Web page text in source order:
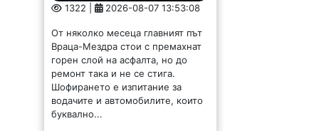
1322 | 2026-08-07 13:53:08
От няколко месеца главният път
Враца-Мездра стои с премахнат
горен слой на асфалта, но до
ремонт така и не се стига.
Шофирането е изпитание за
водачите и автомобилите, които
буквално...